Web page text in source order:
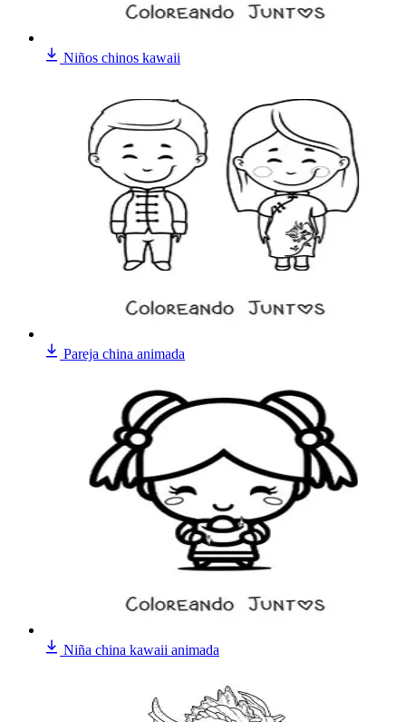
Niños chinos kawaii
Pareja china animada
Niña china kawaii animada